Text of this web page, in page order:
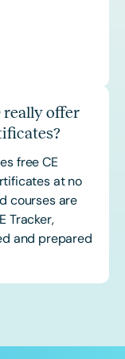
really offer
free CE
at no
courses are
Tracker,
and prepared